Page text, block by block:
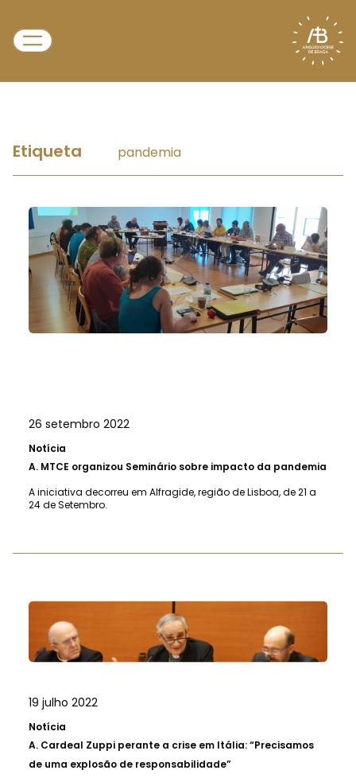
Etiqueta pandemia
26 setembro 2022
Notícia
A. MTCE organizou Seminário sobre impacto da pandemia
A iniciativa decorreu em Alfragide, região de Lisboa, de 21 a
24 de Setembro.
19 julho 2022
Notícia
A. Cardeal Zuppi perante a crise em Itália: “Precisamos
de uma explosão de responsabilidade”